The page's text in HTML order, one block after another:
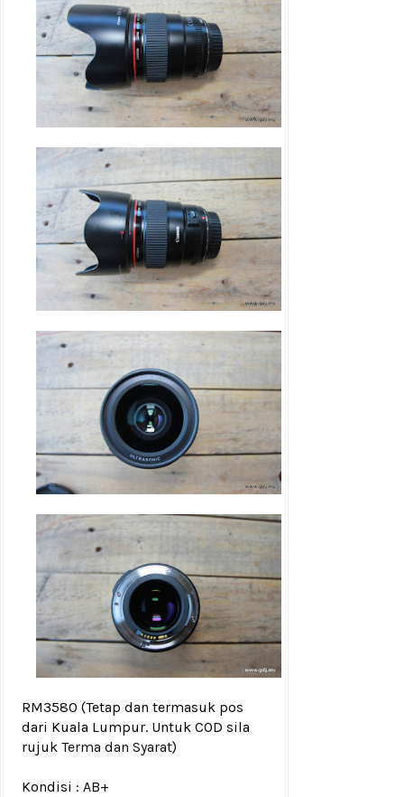
RM3580 (Tetap dan termasuk pos
dari Kuala Lumpur. Untuk COD sila
rujuk Terma dan Syarat)
Kondisi : AB+